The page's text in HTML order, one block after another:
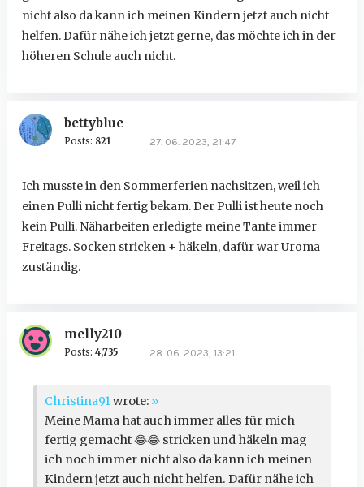
nicht also da kann ich meinen Kindern jetzt auch nicht
helfen. Dafür nähe ich jetzt gerne, das möchte ich in der
höheren Schule auch nicht.
bettyblue
Posts: 821 27. 06. 2023, 21:47
Ich musste in den Sommerferien nachsitzen, weil ich
einen Pulli nicht fertig bekam. Der Pulli ist heute noch
kein Pulli. Näharbeiten erledigte meine Tante immer
Freitags. Socken stricken + häkeln, dafür war Uroma
zuständig.
melly210
Posts: 4,735 28. 06. 2023, 13:21
Christina91 wrote: »
Meine Mama hat auch immer alles für mich
fertig gemacht😂😂stricken und häkeln mag
ich noch immer nicht also da kann ich meinen
Kindern jetzt auch nicht helfen. Dafür nähe ich